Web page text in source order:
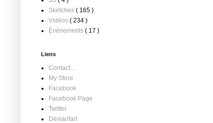
Sketches ( 165 )
Vidéos ( 234 )
Événements ( 17 )
Liens
Contact...
My Store
Facebook
Facebook Page
Twitter
Deviantart